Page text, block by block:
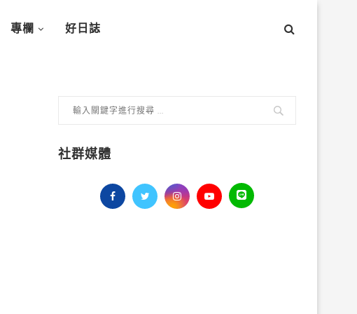
專欄 好日誌
社群媒體